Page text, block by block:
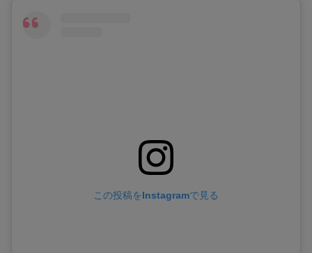
この投稿をInstagramで見る